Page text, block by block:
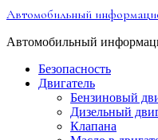
Перейти
содержимому
Автомобильный
Автомобильный
Безопасность
Двигатель
Бензиновый
Дизельный
Клапана